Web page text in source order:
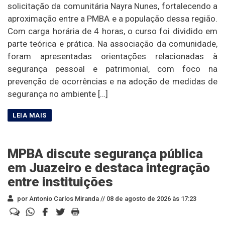
solicitação da comunitária Nayra Nunes, fortalecendo a
aproximação entre a PMBA e a população dessa região.
Com carga horária de 4 horas, o curso foi dividido em
parte teórica e prática. Na associação da comunidade,
foram apresentadas orientações relacionadas à
segurança pessoal e patrimonial, com foco na
prevenção de ocorrências e na adoção de medidas de
segurança no ambiente […]
MPBA discute segurança pública
em Juazeiro e destaca integração
entre instituições
por Antonio Carlos Miranda // 08 de agosto de 2026 às 17:23